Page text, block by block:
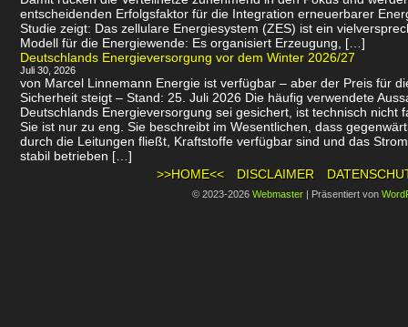
entscheidenden Erfolgsfaktor für die Integration erneuerbarer
Studie zeigt: Das zellulare Energiesystem (ZES) ist ein
Modell für die Energiewende: Es organisiert Erzeugung, […]
Deutschlands Energieversorgung vor dem Winter 2026/27
Juli 30, 2026
von Marcel Linnemann Energie ist verfügbar – aber der Preis für
Sicherheit steigt – Stand: 25. Juli 2026 Die häufig verwendete
Deutschlands Energieversorgung sei gesichert, ist technisch nicht
Sie ist nur zu eng. Sie beschreibt im Wesentlichen, dass
durch die Leitungen fließt, Kraftstoffe verfügbar sind und das
stabil betrieben […]
>>HOME<<
DISCLAIMER
© 2023-2026 Webmaster | Präsentiert von